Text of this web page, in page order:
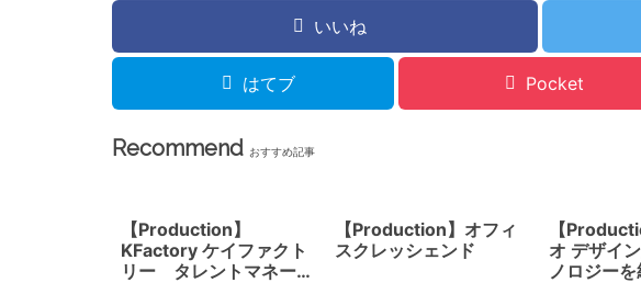
いいね
はてブ Pocket
Recommend おすすめ記事
【Production】
KFactory ケイファクト
リー タレントマネージ
【Production】オフィ
スクレッシェンド
【
オ デザイ
ノロジー